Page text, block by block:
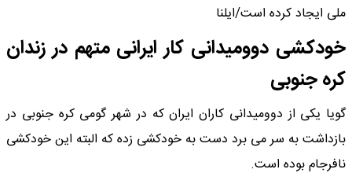
ملی ایجاد کرده است/ایلنا
خودکشی دوومیدانی کار ایرانی متهم در زندان
کره جنوبی
گویا یکی از دوومیدانی کاران ایران که در شهر گومی کره جنوبی در
بازداشت به سر می برد دست به خودکشی زده که البته این خودکشی
نافرجام بوده است.